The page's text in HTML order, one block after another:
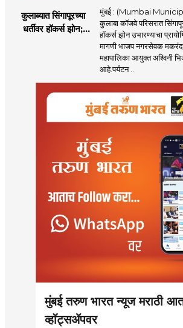
कुलाब्यात सिंगापूरच्या
धर्तीवर हॉकर्स झोन;
आयुक्तांना पत्र
मुंबई : (Mumbai
कुलाबा कॉजवे परिसरात
हॉकर्स झोन उभारण्याचा
मागणी भाजप नगरसेवक मकरंद
महापालिका आयुक्त अश्विनी
आहे.पर्यटन ..
मुंबई तरुण भारत न्यूज मराठी
व्हॉट्सॲपवर